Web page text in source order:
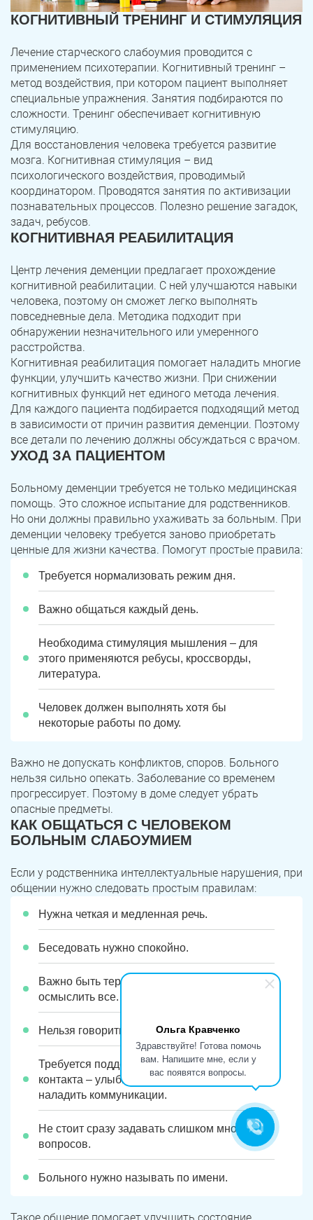
Ольга Кравченко
Здравствуйте! Готова помочь
вам. Напишите мне, если у
вас появятся вопросы.
КОГНИТИВНЫЙ ТРЕНИНГ И СТИМУЛЯЦИЯ
Лечение старческого слабоумия проводится с
применением психотерапии. Когнитивный тренинг –
метод воздействия, при котором пациент выполняет
специальные упражнения. Занятия подбираются по
сложности. Тренинг обеспечивает когнитивную
стимуляцию.
Для восстановления человека требуется развитие
мозга. Когнитивная стимуляция – вид
психологического воздействия, проводимый
координатором. Проводятся занятия по активизации
познавательных процессов. Полезно решение загадок,
задач, ребусов.
КОГНИТИВНАЯ РЕАБИЛИТАЦИЯ
Центр лечения деменции предлагает прохождение
когнитивной реабилитации. С ней улучшаются навыки
человека, поэтому он сможет легко выполнять
повседневные дела. Методика подходит при
обнаружении незначительного или умеренного
расстройства.
Когнитивная реабилитация помогает наладить многие
функции, улучшить качество жизни. При снижении
когнитивных функций нет единого метода лечения.
Для каждого пациента подбирается подходящий метод
в зависимости от причин развития деменции. Поэтому
все детали по лечению должны обсуждаться с врачом.
УХОД ЗА ПАЦИЕНТОМ
Больному деменции требуется не только медицинская
помощь. Это сложное испытание для родственников.
Но они должны правильно ухаживать за больным. При
деменции человеку требуется заново приобретать
ценные для жизни качества. Помогут простые правила:
Требуется нормализовать режим дня.
Важно общаться каждый день.
Необходима стимуляция мышления – для
этого применяются ребусы, кроссворды,
литература.
Человек должен выполнять хотя бы
некоторые работы по дому.
Важно не допускать конфликтов, споров. Больного
нельзя сильно опекать. Заболевание со временем
прогрессирует. Поэтому в доме следует убрать
опасные предметы.
КАК ОБЩАТЬСЯ С ЧЕЛОВЕКОМ
БОЛЬНЫМ СЛАБОУМИЕМ
Если у родственника интеллектуальные нарушения, при
общении нужно следовать простым правилам:
Нужна четкая и медленная речь.
Беседовать нужно спокойно.
Важно быть терпеливым, человек должен
осмыслить все.
Нельзя говорить снисходительно.
Требуется поддержка невербального
контакта – улыбки, жесты помогают
наладить коммуникации.
Не стоит сразу задавать слишком много
вопросов.
Больного нужно называть по имени.